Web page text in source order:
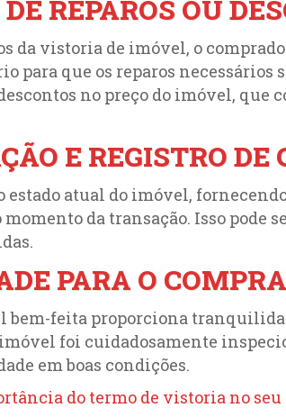
REPAROS OU
da vistoria de imóvel, o
para que os reparos necessários
no preço do imóvel, que
E REGISTRO DE
atual do imóvel,
da transação. Isso pode
PARA O
bem-feita proporciona
imóvel foi cuidadosamente
em boas condições.
do termo de vistoria no seu